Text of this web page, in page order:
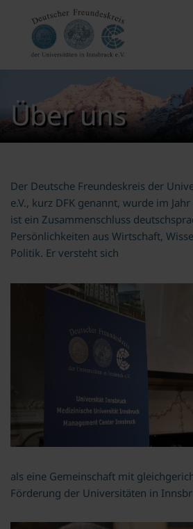
Über uns
Der Deutsche Freundeskreis der
e.V., kurz DFK genannt, wurde im
ist ein Zusammenschluss
Persönlichkeiten aus Wirtschaft,
Politik. Er versteht sich
als eine Gemeinschaft mit
Förderung der Universitäten in